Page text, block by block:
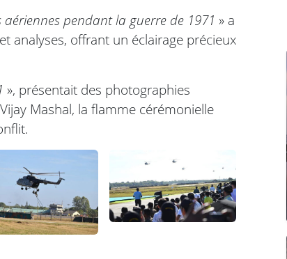
pendant la guerre de 1971 » a
analyses, offrant un éclairage précieux
», présentait des photographies
Mashal, la flamme cérémonielle